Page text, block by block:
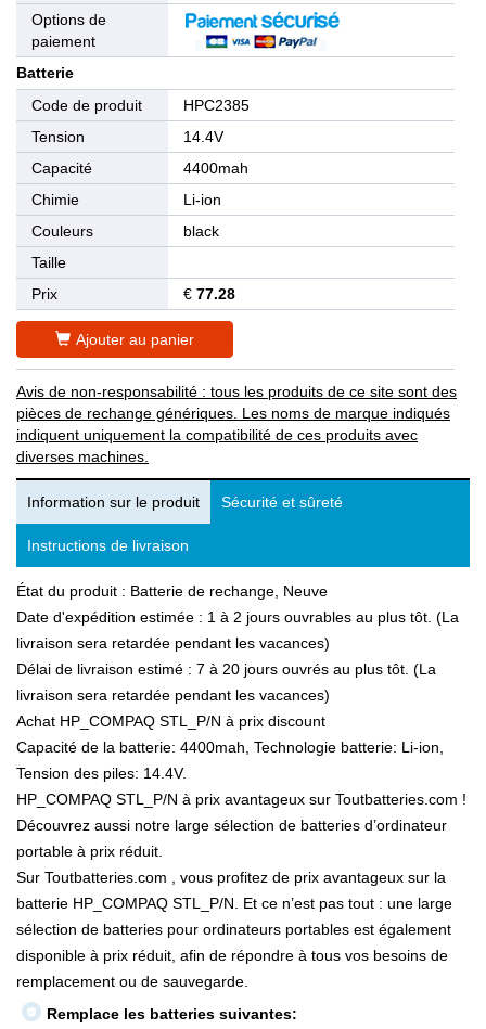
Options de
paiement
Batterie
Code de produit
HPC2385
Tension
14.4V
Capacité
4400mah
Chimie
Li-ion
Couleurs
black
Taille
Prix
€ 77.28
Ajouter au panier
Avis de non-responsabilité : tous les produits de ce site sont des
pièces de rechange génériques. Les noms de marque indiqués
indiquent uniquement la compatibilité de ces produits avec
diverses machines.
Information sur le produit Sécurité et sûreté
Instructions de livraison
État du produit : Batterie de rechange, Neuve
Date d'expédition estimée : 1 à 2 jours ouvrables au plus tôt. (La
livraison sera retardée pendant les vacances)
Délai de livraison estimé : 7 à 20 jours ouvrés au plus tôt. (La
livraison sera retardée pendant les vacances)
Achat HP_COMPAQ STL_P/N à prix discount
Capacité de la batterie: 4400mah, Technologie batterie: Li-ion,
Tension des piles: 14.4V.
HP_COMPAQ STL_P/N à prix avantageux sur Toutbatteries.com !
Découvrez aussi notre large sélection de batteries d’ordinateur
portable à prix réduit.
Sur Toutbatteries.com , vous profitez de prix avantageux sur la
batterie HP_COMPAQ STL_P/N. Et ce n’est pas tout : une large
sélection de batteries pour ordinateurs portables est également
disponible à prix réduit, afin de répondre à tous vos besoins de
remplacement ou de sauvegarde.
Remplace les batteries suivantes: